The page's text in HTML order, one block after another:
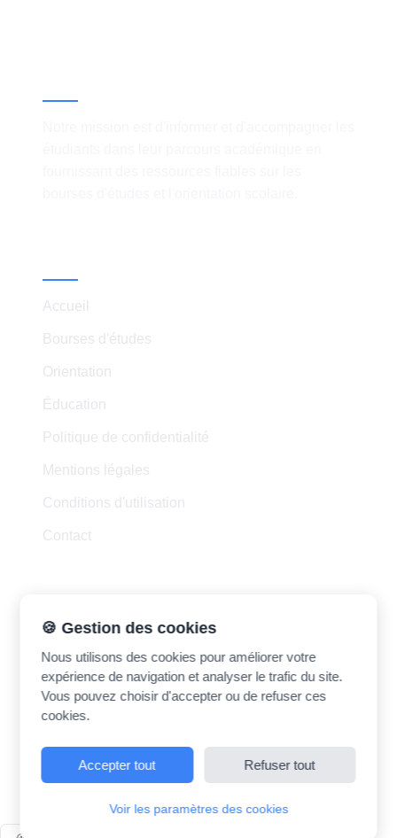
Accueil
Bourses d'études
Orientation
Éducation
Politique de confidentialité
Mentions légales
Conditions d'utilisation
Contact
madrasatk.contact@gmail.com
©2026Madrasatk. Tous droits réservés.
🍪 Gestion des cookies
Nous utilisons des cookies pour améliorer votre
expérience de navigation et analyser le trafic du site.
Vous pouvez choisir d'accepter ou de refuser ces
cookies.
Accepter tout Refuser tout
Voir les paramètres des cookies